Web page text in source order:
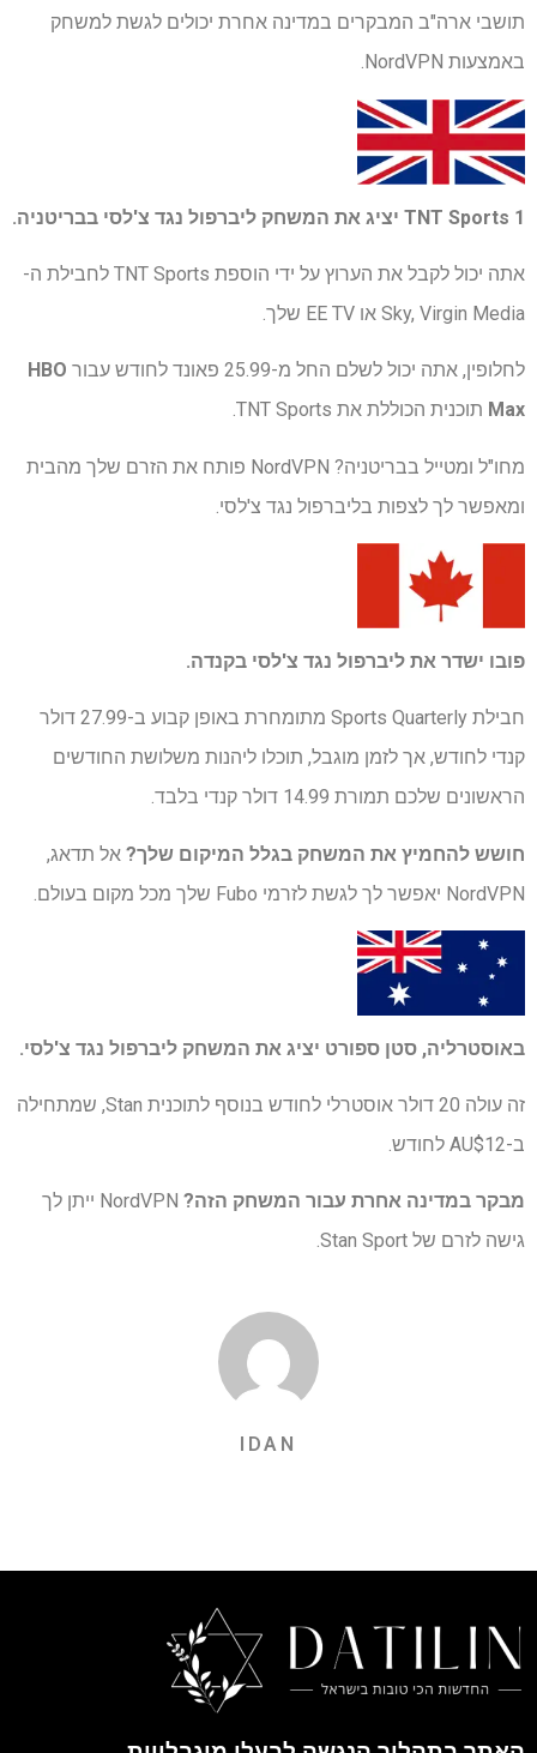
תושבי ארה"ב המבקרים במדינה אחרת יכולים לגשת למשחק
באמצעות NordVPN.
TNT Sports 1 יציג את המשחק ליברפול נגד צ'לסי בבריטניה.
אתה יכול לקבל את הערוץ על ידי הוספת TNT Sports לחבילת ה-
Sky, Virgin Media או EE TV שלך.
לחלופין, אתה יכול לשלם החל מ-25.99 פאונד לחודש עבור
HBO
Max תוכנית הכוללת את TNT Sports.
מחו"ל ומטייל בבריטניה? NordVPN פותח את הזרם שלך מהבית
ומאפשר לך לצפות בליברפול נגד צ'לסי.
פובו ישדר את ליברפול נגד צ'לסי בקנדה.
חבילת Sports Quarterly מתומחרת באופן קבוע ב-27.99 דולר
קנדי ​​לחודש, אך לזמן מוגבל, תוכלו ליהנות משלושת החודשים
הראשונים שלכם תמורת 14.99 דולר קנדי ​​בלבד.
חושש להחמיץ את המשחק בגלל המיקום שלך? אל תדאג,
NordVPN יאפשר לך לגשת לזרמי Fubo שלך מכל מקום בעולם.
באוסטרליה, סטן ספורט יציג את המשחק ליברפול נגד צ'לסי.
זה עולה 20 דולר אוסטרלי לחודש בנוסף לתוכנית Stan, שמתחילה
ב-AU$12 לחודש.
מבקר במדינה אחרת עבור המשחק הזה?
NordVPN ייתן לך
גישה לזרם של Stan Sport.
IDAN